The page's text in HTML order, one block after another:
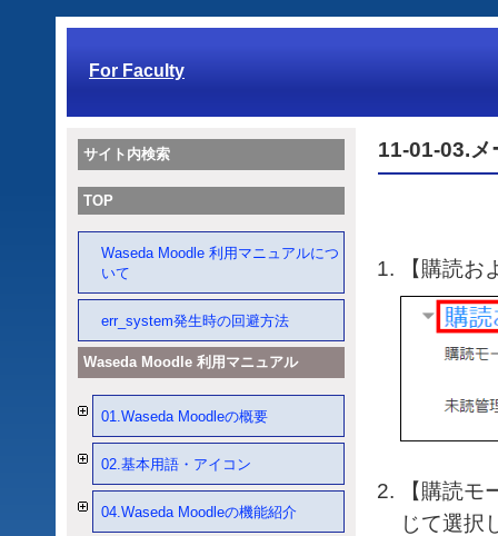
For Faculty
11-01-03.メ
【購読
【購読
じて選択
サイト内検索
TOP
Waseda Moodle 利用マニュアルにつ
いて
err_system発生時の回避方法
Waseda Moodle 利用マニュアル
01.Waseda Moodleの概要
02.基本用語・アイコン
04.Waseda Moodleの機能紹介